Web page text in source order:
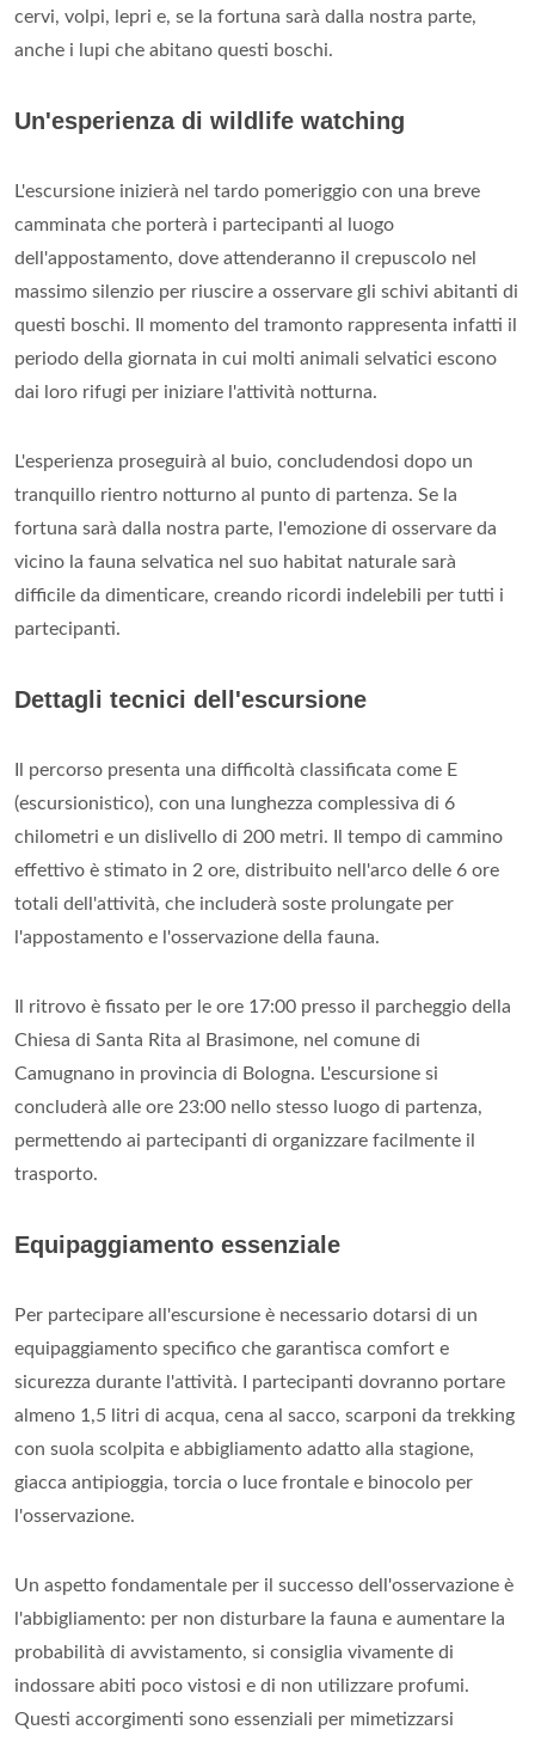
cervi, volpi, lepri e, se la fortuna sarà dalla nostra parte,
anche i lupi che abitano questi boschi.
Un'esperienza di wildlife watching
L'escursione inizierà nel tardo pomeriggio con una breve
camminata che porterà i partecipanti al luogo
dell'appostamento, dove attenderanno il crepuscolo nel
massimo silenzio per riuscire a osservare gli schivi abitanti di
questi boschi. Il momento del tramonto rappresenta infatti il
periodo della giornata in cui molti animali selvatici escono
dai loro rifugi per iniziare l'attività notturna.
L'esperienza proseguirà al buio, concludendosi dopo un
tranquillo rientro notturno al punto di partenza. Se la
fortuna sarà dalla nostra parte, l'emozione di osservare da
vicino la fauna selvatica nel suo habitat naturale sarà
difficile da dimenticare, creando ricordi indelebili per tutti i
partecipanti.
Dettagli tecnici dell'escursione
Il percorso presenta una difficoltà classificata come E
(escursionistico), con una lunghezza complessiva di 6
chilometri e un dislivello di 200 metri. Il tempo di cammino
effettivo è stimato in 2 ore, distribuito nell'arco delle 6 ore
totali dell'attività, che includerà soste prolungate per
l'appostamento e l'osservazione della fauna.
Il ritrovo è fissato per le ore 17:00 presso il parcheggio della
Chiesa di Santa Rita al Brasimone, nel comune di
Camugnano in provincia di Bologna. L'escursione si
concluderà alle ore 23:00 nello stesso luogo di partenza,
permettendo ai partecipanti di organizzare facilmente il
trasporto.
Equipaggiamento essenziale
Per partecipare all'escursione è necessario dotarsi di un
equipaggiamento specifico che garantisca comfort e
sicurezza durante l'attività. I partecipanti dovranno portare
almeno 1,5 litri di acqua, cena al sacco, scarponi da trekking
con suola scolpita e abbigliamento adatto alla stagione,
giacca antipioggia, torcia o luce frontale e binocolo per
l'osservazione.
Un aspetto fondamentale per il successo dell'osservazione è
l'abbigliamento: per non disturbare la fauna e aumentare la
probabilità di avvistamento, si consiglia vivamente di
indossare abiti poco vistosi e di non utilizzare profumi.
Questi accorgimenti sono essenziali per mimetizzarsi